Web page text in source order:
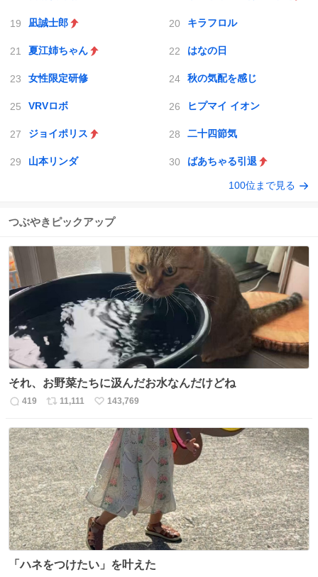
凪誠士郎 キラフロル
夏江姉ちゃん はなの日
女性限定研修 秋の気配を感じ
VRVロボ ヒプマイ イオン
ジョイポリス 二十四節気
山本リンダ ばあちゃる引退
100位まで見る
つぶやきピックアップ
それ、お野菜たちに汲んだお水なんだけどね
返
数
419
リ
ス
ト
数
11,111
い
ね
数
143,769
「ハネをつけたい」を叶えた